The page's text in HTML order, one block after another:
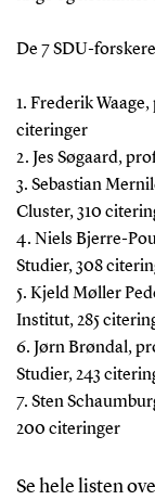
De 7 SDU-
1. Frederik
citeringer
2. Jes Søgaard,
3. Sebastian
Cluster, 310
4. Niels Bjerre-
Studier, 308
5. Kjeld Møller
Institut, 285
6. Jørn Brøndal,
Studier, 243
7. Sten
200 citeringer
Se hele listen